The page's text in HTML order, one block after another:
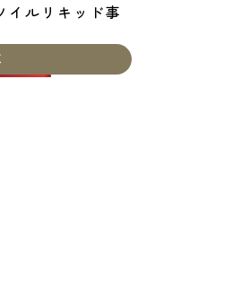
イルリキッド事